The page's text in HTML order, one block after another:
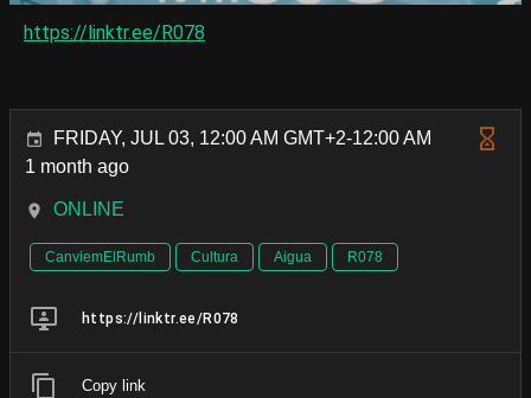
https://linktr.ee/R078
FRIDAY, JUL 03, 12:00 AM GMT+2-12:00 AM
1 month ago
ONLINE
CanviemElRumb Cultura Aigua R078
https://linktr.ee/R078
Copy link